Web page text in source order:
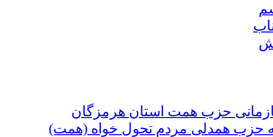
حزب همت استان هرمزگان
حزب همدلی مردم تحول خواه (همت)